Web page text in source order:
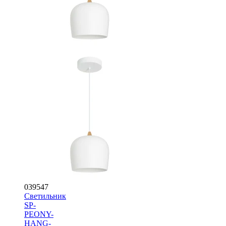
039547
Светильник
SP-
PEONY-
HANG-